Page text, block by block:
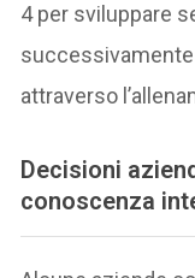
4 per sviluppare
attraverso
Decisioni
conoscenza